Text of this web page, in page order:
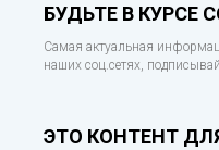
БУДЬТЕ В КУРСЕ
Самая актуальная
наших соц.сетях,
ЭТО КОНТЕНТ